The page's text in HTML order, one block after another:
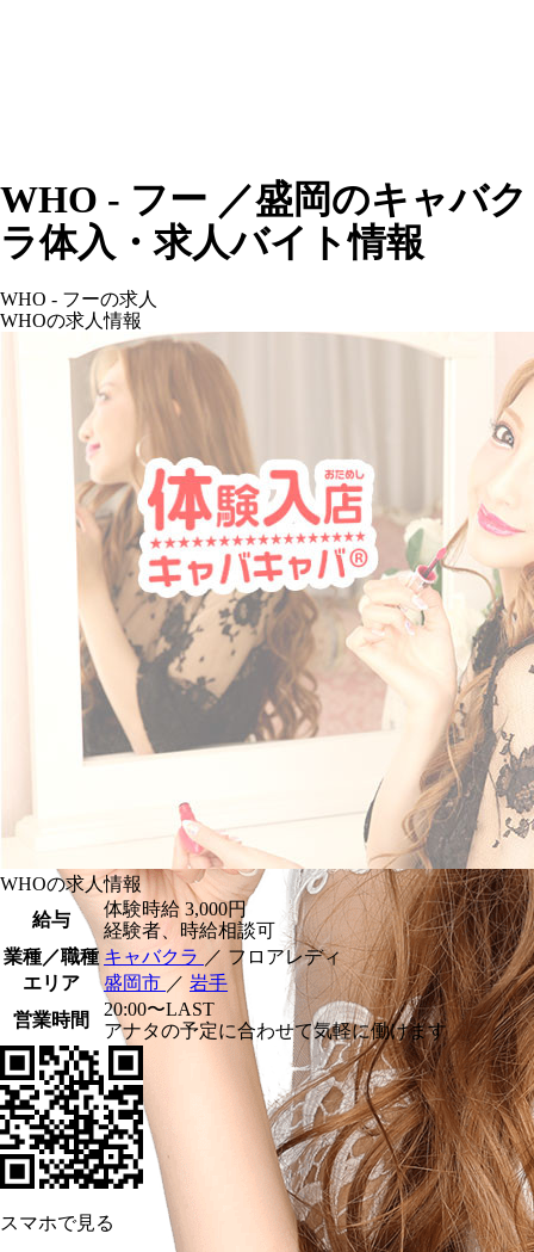
WHO - フー ／盛岡のキャバク
ラ体入・求人バイト情報
WHO - フーの求人
WHOの求人情報
WHOの求人情報
給与
体験時給 3,000円
経験者、時給相談可
業種／職種 キャバクラ ／ フロアレディ
エリア
盛岡市 ／ 岩手
営業時間
20:00〜LAST
アナタの予定に合わせて気軽に働けます
スマホで見る